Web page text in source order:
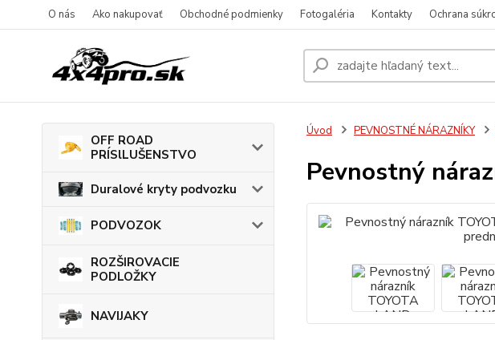
O nás Ako nakupovať Obchodné podmienky Fotogaléria Kontakty Ochrana
OFF ROAD
PRÍSlLUŠENSTVO
Duralové kryty podvozku
PODVOZOK
ROZŠIROVACIE
PODLOŽKY
NAVIJAKY
Úvod PEVNOSTNÉ NÁRAZNÍKY
Pevnostný